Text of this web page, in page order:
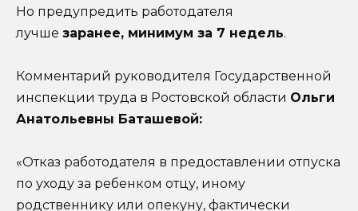
Но предупредить работодателя
лучше заранее, минимум за 7 недель.
Комментарий руководителя Государственной
инспекции труда в Ростовской области Ольги
Анатольевны Баташевой:
«Отказ работодателя в предоставлении отпуска
по уходу за ребенком отцу, иному
родственнику или опекуну, фактически